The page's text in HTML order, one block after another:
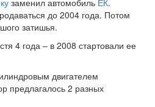
заменил автомобиль ЕК.
до 2004 года. Потом
затишья.
4 года – в 2008 стартовали ее
двигателем
предлагалось 2 разных